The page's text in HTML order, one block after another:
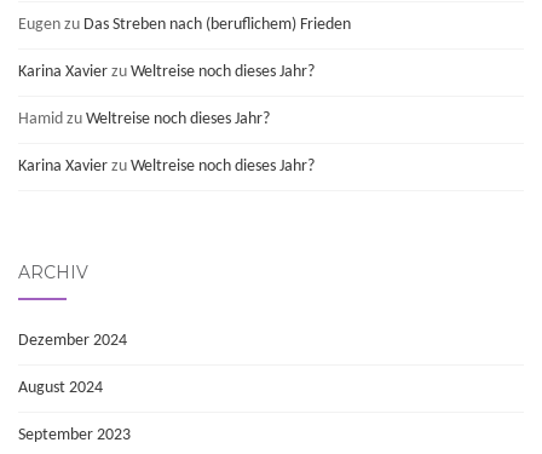
Eugen zu Das Streben nach (beruflichem) Frieden
Karina Xavier zu Weltreise noch dieses Jahr?
Hamid zu Weltreise noch dieses Jahr?
Karina Xavier zu Weltreise noch dieses Jahr?
ARCHIV
Dezember 2024
August 2024
September 2023